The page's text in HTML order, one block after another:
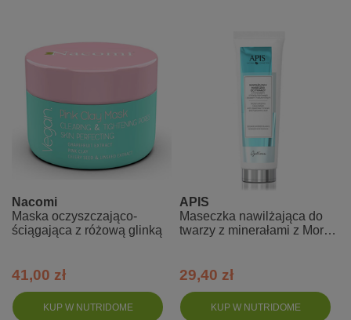
KUP W NUTRIDOME
Nacomi
Maska oczyszczająco-
ściągająca z różową glinką
41,00 zł
KUP W NUTRIDOME
APIS
Maseczka nawilżająca do
twarzy z minerałami z Morza
29,40 zł